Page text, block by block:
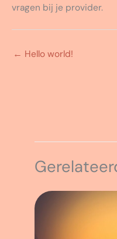
vragen bij je provider.
← Hello world!